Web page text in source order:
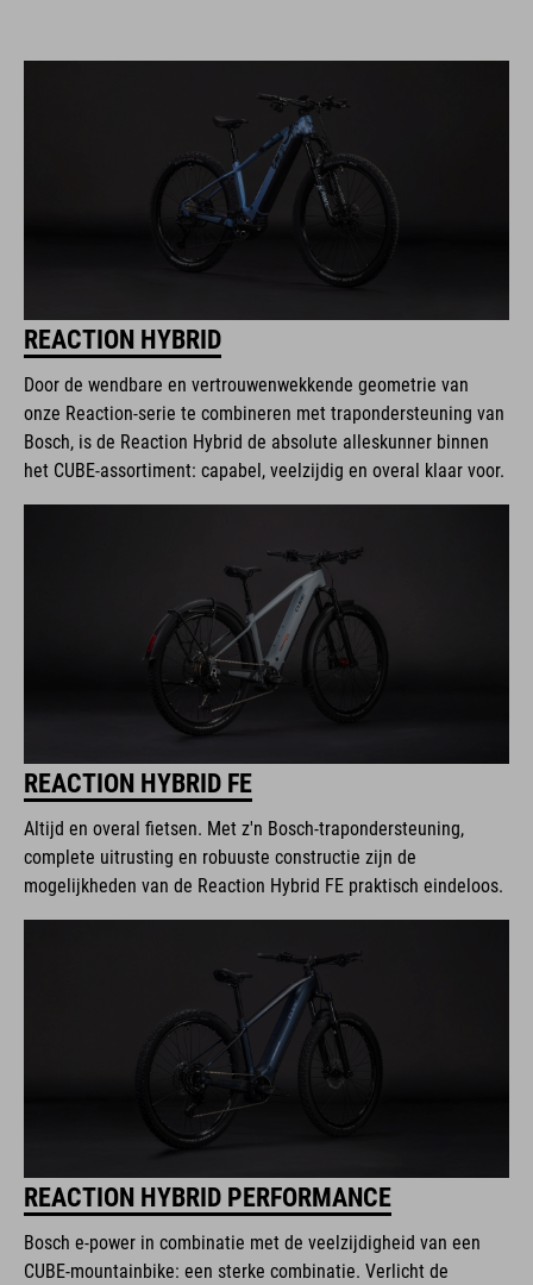
REACTION HYBRID
Door de wendbare en vertrouwenwekkende geometrie van
onze Reaction-serie te combineren met trapondersteuning van
Bosch, is de Reaction Hybrid de absolute alleskunner binnen
het CUBE-assortiment: capabel, veelzijdig en overal klaar voor.
REACTION HYBRID FE
Altijd en overal fietsen. Met z'n Bosch-trapondersteuning,
complete uitrusting en robuuste constructie zijn de
mogelijkheden van de Reaction Hybrid FE praktisch eindeloos.
REACTION HYBRID PERFORMANCE
Bosch e-power in combinatie met de veelzijdigheid van een
CUBE-mountainbike: een sterke combinatie. Verlicht de